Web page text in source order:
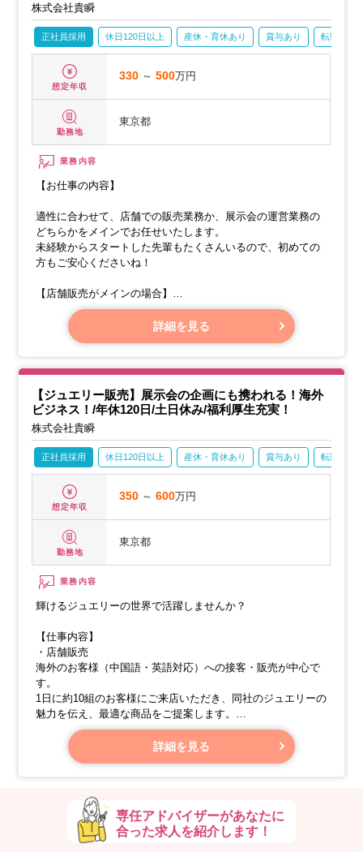
株式会社貴瞬
正社員採用 休日120日以上 産休・育休あり 賞与あり 転勤なし
想定年収
330 ～500万円
勤務地
東京都
業務内容
【お仕事の内容】
適性に合わせて、店舗での販売業務か、展示会の運営業務の
どちらかをメインでお任せいたします。
未経験からスタートした先輩もたくさんいるので、初めての
方もご安心くださいね！
【店舗販売がメインの場合】
・店舗での接客・販売 詳細を見る
【ジュエリー販売】展示会の企画にも携われる！海外
ビジネス！/年休120日/土日休み/福利厚生充実！
株式会社貴瞬
正社員採用 休日120日以上 産休・育休あり 賞与あり 転勤なし
想定年収
350 ～600万円
勤務地
東京都
業務内容
輝けるジュエリーの世界で活躍しませんか？
【仕事内容】
・店舗販売
海外のお客様（中国語・英語対応）への接客・販売が中心で
す。
1日に約10組のお客様にご来店いただき、同社のジュエリーの
魅力を伝え、最適な商品をご提案します。
未経験から始めた先輩も多いのでご安心ください。
ライブ配信販売のサポートとして、お客様へのスペース案
内、商品のお渡し、次回の貸し出し日程調整などもお願いし
詳細を見る
専任アドバイザーがあなたに
合った求人を紹介します！